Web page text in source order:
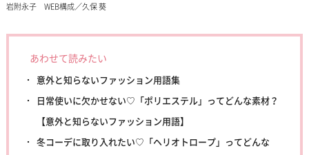
岩附永子 WEB構成／久保 葵
あわせて読みたい
意外と知らないファッション用語集
日常使いに欠かせない♡「ポリエステル」ってどんな素材？
【意外と知らないファッション用語】
冬コーデに取り入れたい♡「ヘリオトロープ」ってどんな